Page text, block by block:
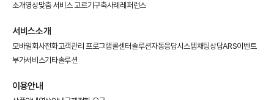
소개영상맞춤 서비스 고르기구축사례 레퍼런스
서비스소개
모바일회사전화고객관리 프로그램콜센터솔루션자동응답시스템채팅상담ARS이벤트
부가서비스기타솔루션
이용안내